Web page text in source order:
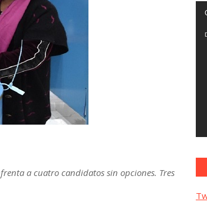
a cuatro candidatos sin opciones. Tres